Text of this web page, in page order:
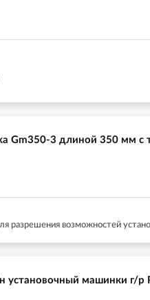
Gm350-3 длиной 350 мм с
разрешения возможностей
установочный машинки г/р